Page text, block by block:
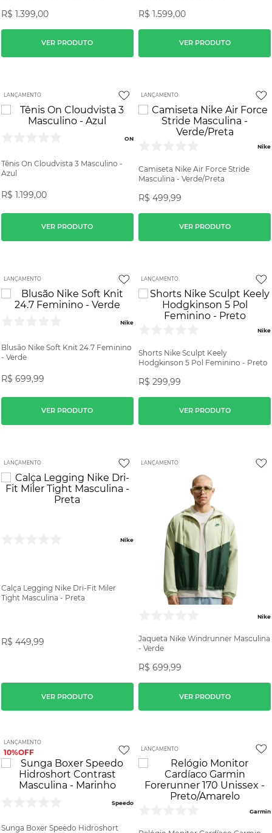
R$ 1.399,00
VER PRODUTO
R$ 1.599,00
VER PRODUTO
LANÇAMENTO
ON
Tênis On Cloudvista 3 Masculino -
Azul
R$ 1.199,00
VER PRODUTO
LANÇAMENTO
Nike
Camiseta Nike Air Force Stride
Masculina - Verde/Preta
R$ 499,99
VER PRODUTO
LANÇAMENTO
Nike
Blusão Nike Soft Knit 24.7 Feminino
- Verde
R$ 699,99
VER PRODUTO
LANÇAMENTO
Nike
Shorts Nike Sculpt Keely
Hodgkinson 5 Pol Feminino - Preto
R$ 299,99
VER PRODUTO
LANÇAMENTO
Nike
Calça Legging Nike Dri-Fit Miler
Tight Masculina - Preta
R$ 449,99
VER PRODUTO
LANÇAMENTO
Nike
Jaqueta Nike Windrunner Masculina
- Verde
R$ 699,99
VER PRODUTO
LANÇAMENTO
10%
Speedo
Sunga Boxer Speedo Hidroshort
LANÇAMENTO
Garmin